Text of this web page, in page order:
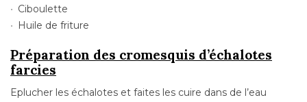
Ciboulette
Huile de friture
Préparation des cromesquis d’échalotes
farcies
Eplucher les échalotes et faites les cuire dans de l’eau